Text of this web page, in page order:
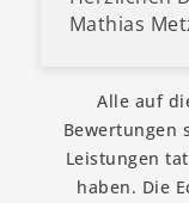
Mathias
Alle auf
Bewertungen
Leistungen
haben. Die